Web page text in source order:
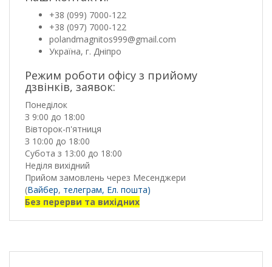
+38 (099) 7000-122
+38 (097) 7000-122
polandmagnitos999@gmail.com
Україна, г. Дніпро
Режим роботи офісу з прийому
дзвінків, заявок:
Понеділок
З 9:00 до 18:00
Вівторок-п'ятниця
З 10:00 до 18:00
Субота з 13:00 до 18:00
Неділя вихідний
Прийом замовлень через Месенджери
(Вайбер, телеграм, Ел. пошта)
Без перерви та вихідних